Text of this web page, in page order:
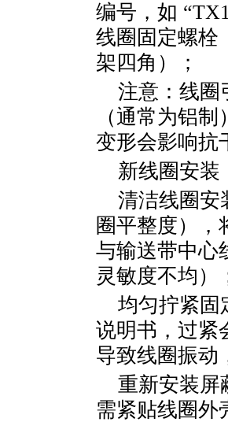
编号，如 “
线圈固定螺栓
架四角）；
注意：线圈
（通常为铝
变形会影响抗
新线圈安装
清洁线圈安
圈平整度），
与输送带中心
灵敏度不均）
均匀拧紧固
说明书，过紧
导致线圈振动
重新安装屏
需紧贴线圈外